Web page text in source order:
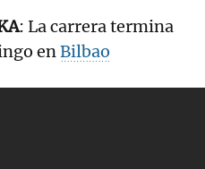
: La carrera termina
enBilbao